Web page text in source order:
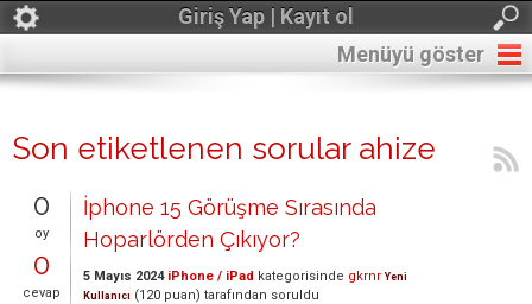
Giriş Yap | Kayıt ol
Menüyü göster
Son etiketlenen sorular ahize
0
oy
0
cevap
İphone 15 Görüşme Sırasında
Hoparlörden Çıkıyor?
5 Mayıs 2024 iPhone / iPad kategorisinde gkrnr Yeni
Kullanıcı (120 puan) tarafından soruldu